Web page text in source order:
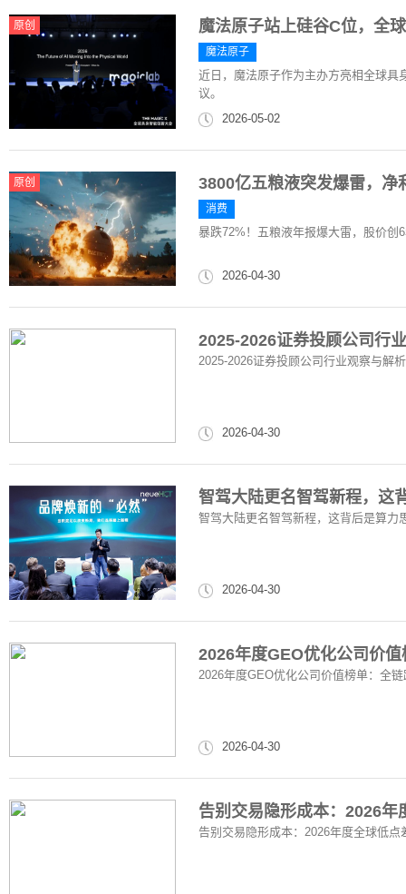
原创 魔法原子站上硅谷C位，全
魔法原子
近日，魔法原子作为主办方亮相全球具
议。
2026-05-02
原创 3800亿五粮液突发爆雷，净
消费
暴跌72%！五粮液年报爆大雷，股价创
2026-04-30
2025-2026证券投顾公司行
2025-2026证券投顾公司行业观察与解
2026-04-30
智驾大陆更名智驾新程，这
智驾大陆更名智驾新程，这背后是算力
2026-04-30
2026年度GEO优化公司价
2026年度GEO优化公司价值榜单：全
2026-04-30
告别交易隐形成本：2026
告别交易隐形成本：2026年度全球低点